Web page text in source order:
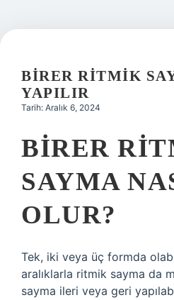
Yasal Uyarı
BIRER RITMIK
YAPILIR
Tarih: Aralık 6, 2024
BIRER
SAYMA
OLUR?
Tek, iki veya üç formda
aralıklarla ritmik sayma da
sayma ileri veya geri